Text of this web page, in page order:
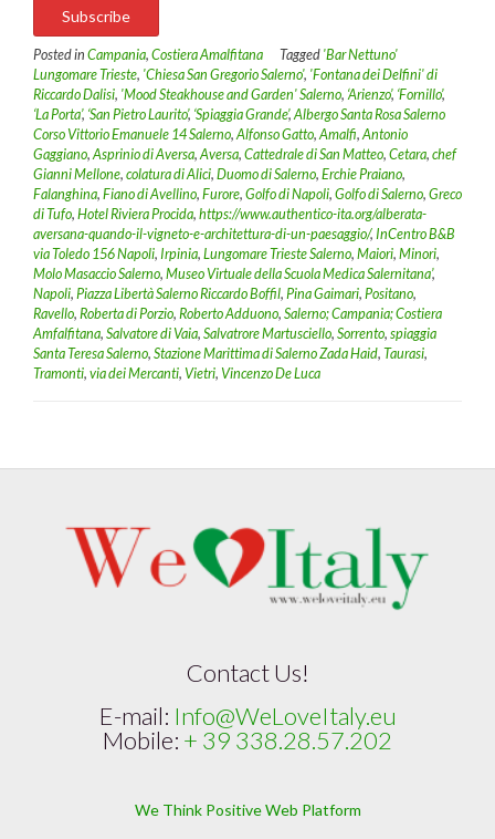
Posted in Campania, Costiera Amalfitana Tagged 'Bar Nettuno'
Lungomare Trieste, 'Chiesa San Gregorio Salerno', 'Fontana dei Delfini' di
Riccardo Dalisi, 'Mood Steakhouse and Garden' Salerno, ‘Arienzo’, ‘Fornillo’,
‘La Porta’, ‘San Pietro Laurito’, ‘Spiaggia Grande’, Albergo Santa Rosa Salerno
Corso Vittorio Emanuele 14 Salerno, Alfonso Gatto, Amalfi, Antonio
Gaggiano, Asprinio di Aversa, Aversa, Cattedrale di San Matteo, Cetara, chef
Gianni Mellone, colatura di Alici, Duomo di Salerno, Erchie Praiano,
Falanghina, Fiano di Avellino, Furore, Golfo di Napoli, Golfo di Salerno, Greco
di Tufo, Hotel Riviera Procida, https://www.authentico-ita.org/alberata-
aversana-quando-il-vigneto-e-architettura-di-un-paesaggio/, InCentro B&B
via Toledo 156 Napoli, Irpinia, Lungomare Trieste Salerno, Maiori, Minori,
Molo Masaccio Salerno, Museo Virtuale della Scuola Medica Salernitana’,
Napoli, Piazza Libertà Salerno Riccardo Boffil, Pina Gaimari, Positano,
Ravello, Roberta di Porzio, Roberto Adduono, Salerno; Campania; Costiera
Amfalfitana, Salvatore di Vaia, Salvatrore Martusciello, Sorrento, spiaggia
Santa Teresa Salerno, Stazione Marittima di Salerno Zada Haid, Taurasi,
Tramonti, via dei Mercanti, Vietri, Vincenzo De Luca
Contact Us!
E-mail: Info@WeLoveItaly.eu
Mobile: + 39 338.28.57.202
We Think Positive Web Platform